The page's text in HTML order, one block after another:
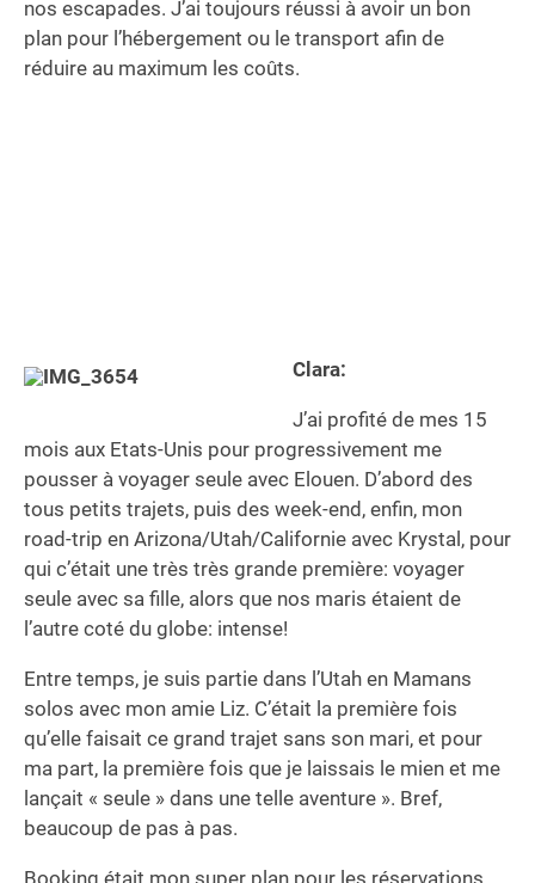
nos escapades. J’ai toujours réussi à avoir un bon
plan pour l’hébergement ou le transport afin de
réduire au maximum les coûts.
Clara:
J’ai profité de mes 15
mois aux Etats-Unis pour progressivement me
pousser à voyager seule avec Elouen. D’abord des
tous petits trajets, puis des week-end, enfin, mon
road-trip en Arizona/Utah/Californie avec Krystal, pour
qui c’était une très très grande première: voyager
seule avec sa fille, alors que nos maris étaient de
l’autre coté du globe: intense!
Entre temps, je suis partie dans l’Utah en Mamans
solos avec mon amie Liz. C’était la première fois
qu’elle faisait ce grand trajet sans son mari, et pour
ma part, la première fois que je laissais le mien et me
lançait « seule » dans une telle aventure ». Bref,
beaucoup de pas à pas.